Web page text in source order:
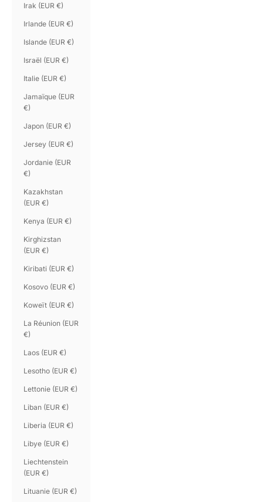
Irak (EUR €)
Irlande (EUR €)
Islande (EUR €)
Israël (EUR €)
Italie (EUR €)
Jamaïque (EUR
€)
Japon (EUR €)
Jersey (EUR €)
Jordanie (EUR
€)
Kazakhstan
(EUR €)
Kenya (EUR €)
Kirghizstan
(EUR €)
Kiribati (EUR €)
Kosovo (EUR €)
Koweït (EUR €)
La Réunion (EUR
€)
Laos (EUR €)
Lesotho (EUR €)
Lettonie (EUR €)
Liban (EUR €)
Liberia (EUR €)
Libye (EUR €)
Liechtenstein
(EUR €)
Lituanie (EUR €)